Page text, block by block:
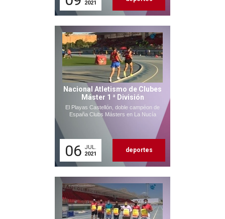
2021
Nacional Atletismo de Clubes
Máster 1 ª División
El Playas Castellón, doble campéon de
España Clubs Másters en La Nucía
06 JUL.
2021
deportes